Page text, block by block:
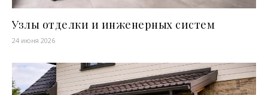
Узлы отделки и инженерных систем
24 июня 2026